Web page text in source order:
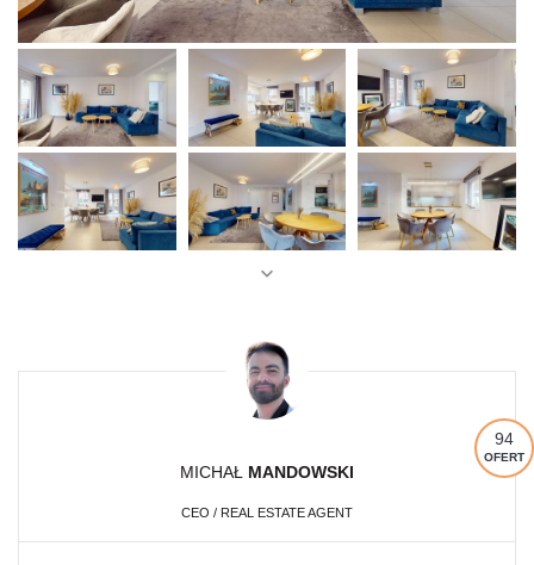
94
OFERT
MICHAŁ MANDOWSKI
CEO / REAL ESTATE AGENT